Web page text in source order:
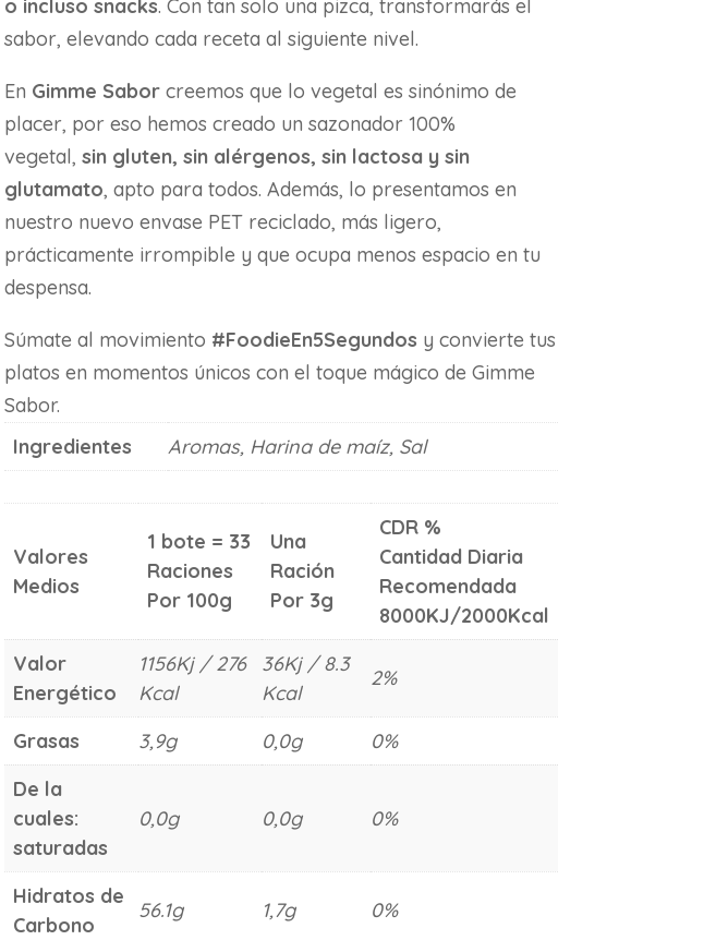
o incluso snacks. Con tan solo una pizca, transformarás el
sabor, elevando cada receta al siguiente nivel.
En Gimme Saborcreemos que lo vegetal es sinónimo de
placer, por eso hemos creado un sazonador 100%
vegetal, sin gluten, sin alérgenos, sin lactosa y sin
glutamato, apto para todos. Además, lo presentamos en
nuestro nuevo envase PET reciclado, más ligero,
prácticamente irrompible y que ocupa menos espacio en tu
despensa.
Súmate al movimiento #FoodieEn5Segundos y convierte tus
platos en momentos únicos con el toque mágico de Gimme
Sabor.
Ingredientes
Aromas, Harina de maíz, Sal
Valores
Medios
1 bote = 33
Raciones
Por 100g
Una
Ración
Por 3g
CDR %
Cantidad Diaria
Recomendada
8000KJ/2000Kcal
Valor
Energético
1156Kj / 276
Kcal
36Kj / 8.3
Kcal
2%
Grasas 3,9g 0,0g
0%
De la
cuales:
saturadas
0,0g 0,0g 0%
Hidratos de
Carbono
56.1g 1,7g 0%